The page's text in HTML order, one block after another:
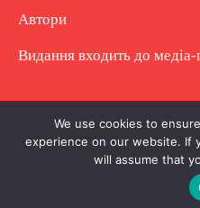
Автори
Видання входить до медіа-
Copyright © Повне
заборонено. Частково
We use cookies to
experience on our website. If
will assume that